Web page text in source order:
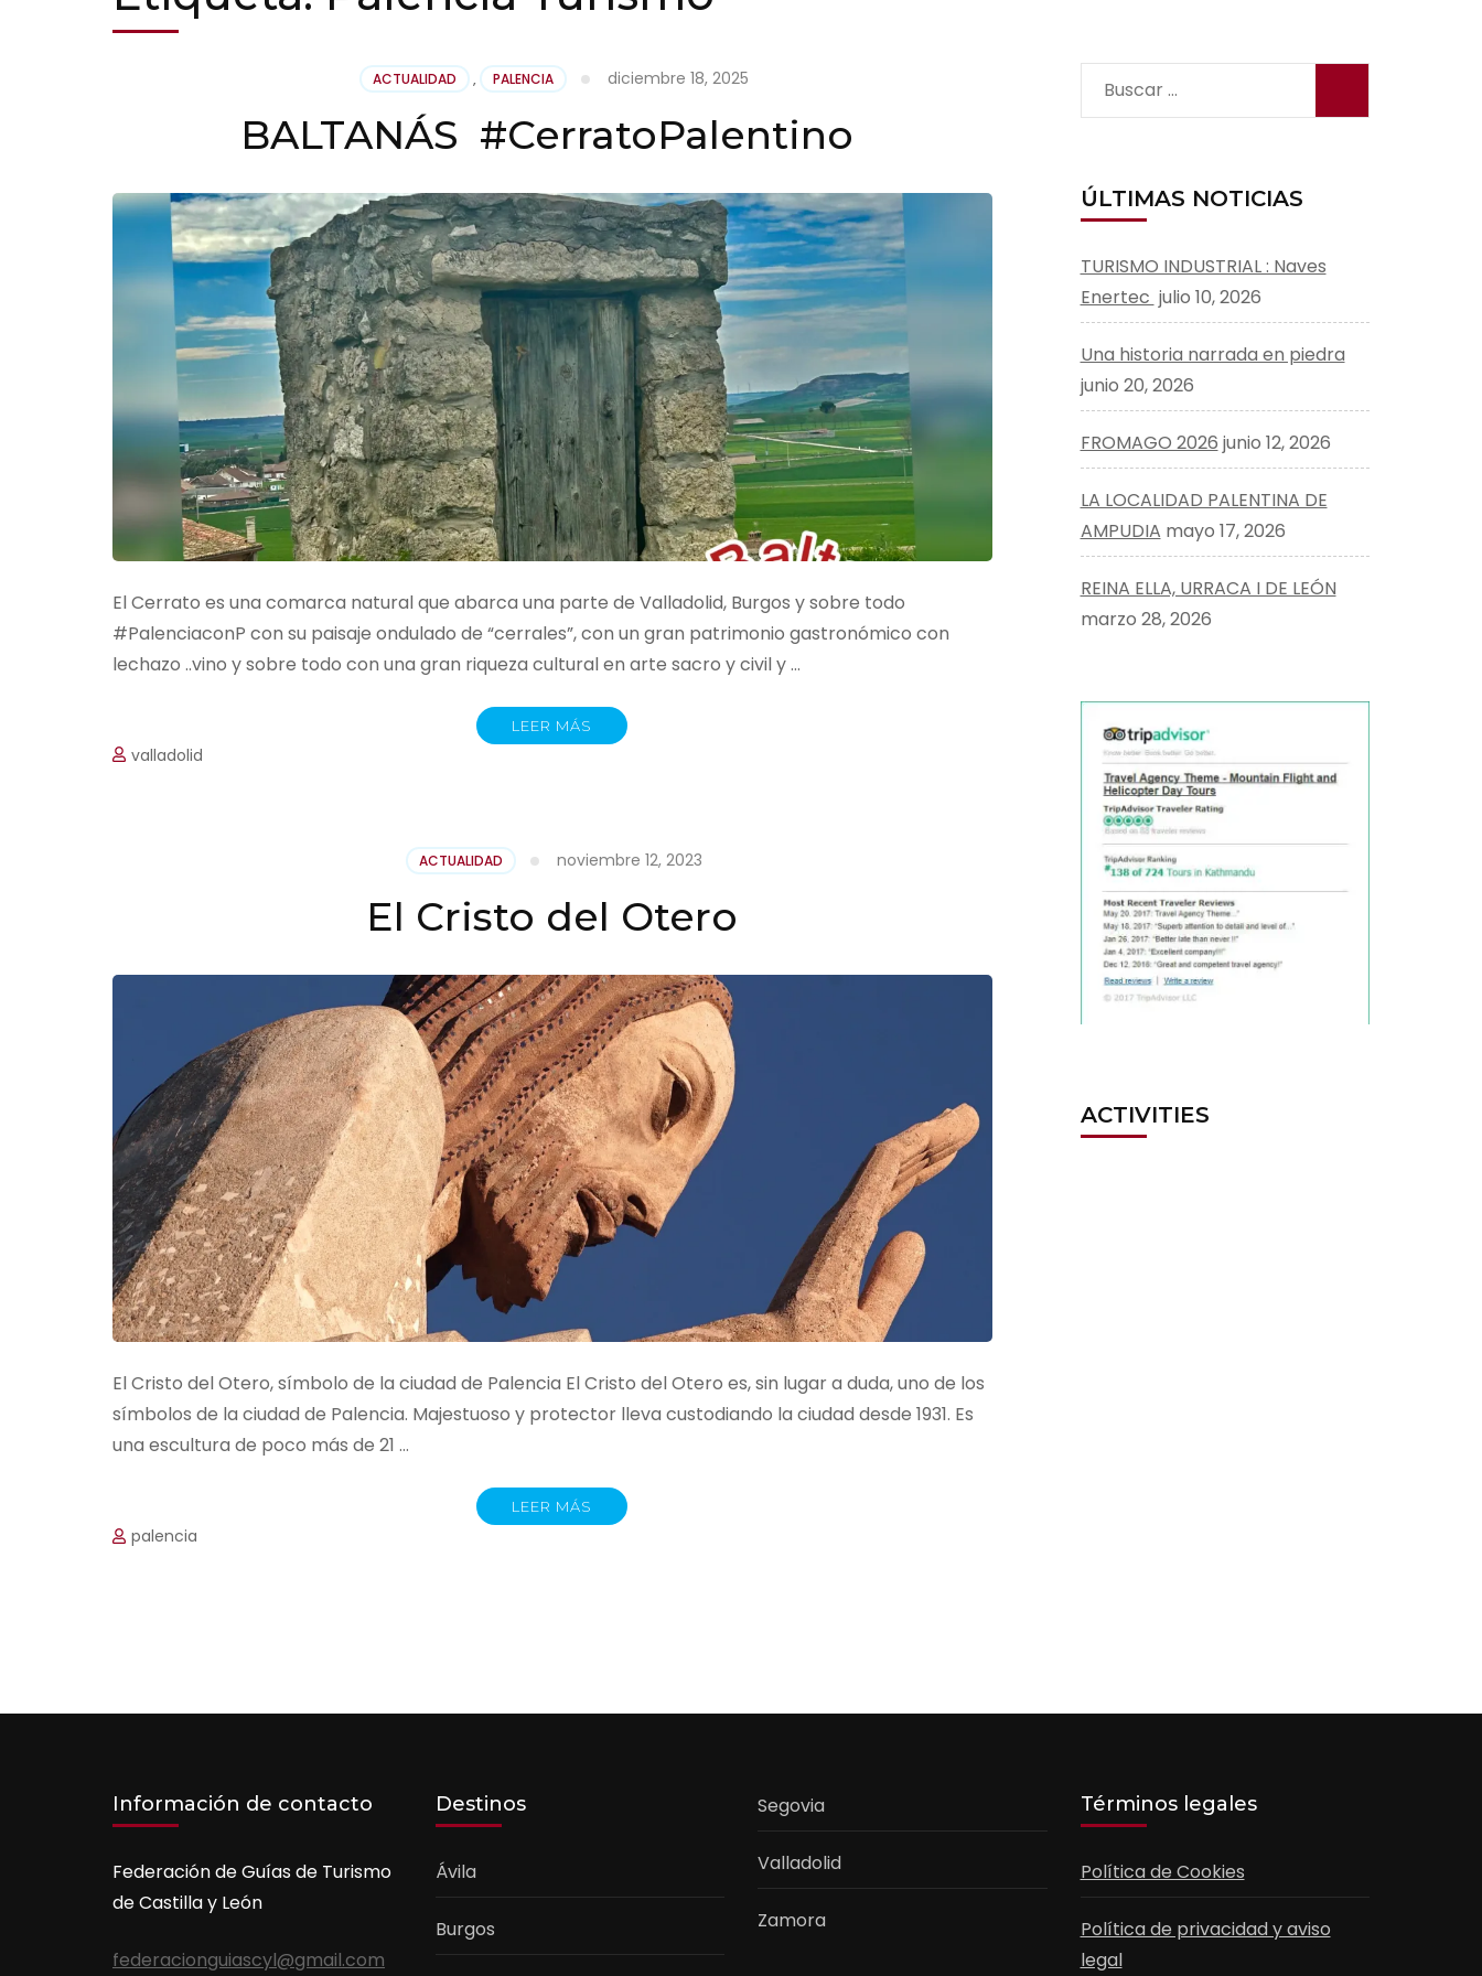
ACTUALIDAD , PALENCIA diciembre 18, 2025
BALTANÁS #CerratoPalentino
El Cerrato es una comarca natural que abarca una parte de Valladolid, Burgos y sobre todo
#PalenciaconP con su paisaje ondulado de “cerrales”, con un gran patrimonio gastronómico con
lechazo ..vino y sobre todo con una gran riqueza cultural en arte sacro y civil y …
LEER MÁS
valladolid
ACTUALIDAD noviembre 12, 2023
El Cristo del Otero
El Cristo del Otero, símbolo de la ciudad de Palencia El Cristo del Otero es, sin lugar a duda, uno de los
símbolos de la ciudad de Palencia. Majestuoso y protector lleva custodiando la ciudad desde 1931. Es
una escultura de poco más de 21 …
LEER MÁS
palencia
Buscar:
ÚLTIMAS NOTICIAS
TURISMO INDUSTRIAL : Naves
Enertec julio 10, 2026
Una historia narrada en piedra
junio 20, 2026
FROMAGO 2026 junio 12, 2026
LA LOCALIDAD PALENTINA DE
AMPUDIA mayo 17, 2026
REINA ELLA, URRACA I DE LEÓN
marzo 28, 2026
ACTIVITIES
Información de contacto
Federación de Guías de Turismo
de Castilla y León
federacionguiascyl@gmail.com
Destinos
Ávila
Burgos
Segovia
Valladolid
Zamora
Términos legales
Política de Cookies
Política de privacidad y aviso
legal